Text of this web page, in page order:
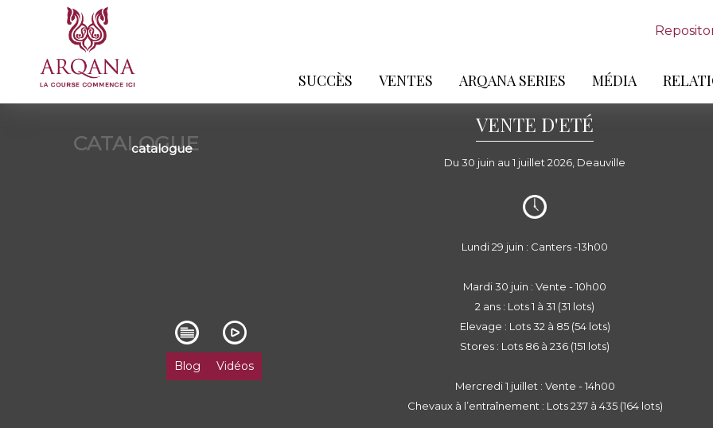
SUCCÈS VENTES ARQANA SERIES MÉDIA
CATALOGUE
catalogue
VENTE D'ETÉ
Du 30 juin au 1 juillet 2026, Deauville
Blog Vidéos
Lundi 29 juin : Canters -13h00
Mardi 30 juin : Vente - 10h00
2 ans : Lots 1 à 31 (31 lots)
Elevage : Lots 32 à 85 (54 lots)
Stores : Lots 86 à 236 (151 lots)
Mercredi 1 juillet : Vente - 14h00
Chevaux à l’entraînement : Lots 237 à 435 (164 lots)